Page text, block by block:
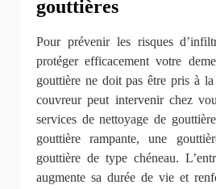
gouttières
Pour prévenir les risques
protéger efficacement votre
gouttière ne doit pas être pris à
couvreur peut intervenir chez
services de nettoyage de
gouttière rampante, une
gouttière de type chéneau.
augmente sa durée de vie et